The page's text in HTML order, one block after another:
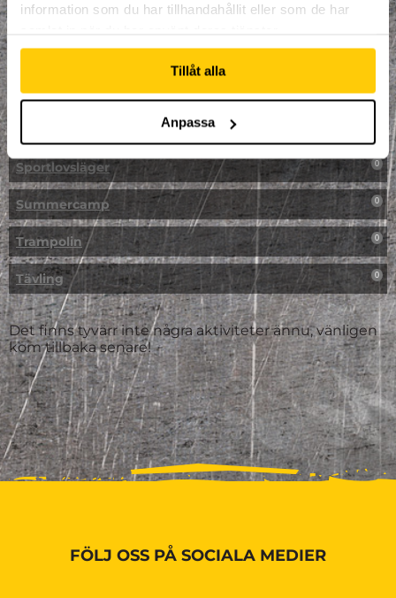
information som du har tillhandahållit eller som de har
Tillåt alla
Anpassa
Påsk på Dome
Påsklovsläger 0
Skateboard 0
Sportlovsläger 0
Summercamp 0
Trampolin 0
Tävling 0
Det finns tyvärr inte några aktiviteter ännu, vänligen
kom tillbaka senare!
FÖLJ OSS PÅ SOCIALA MEDIER